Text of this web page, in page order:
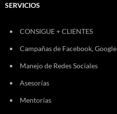
SERVICIOS
CONSIGUE + CLIENTES
Campañas de Facebook, Google
Manejo de Redes Sociales
Asesorías
Mentorías